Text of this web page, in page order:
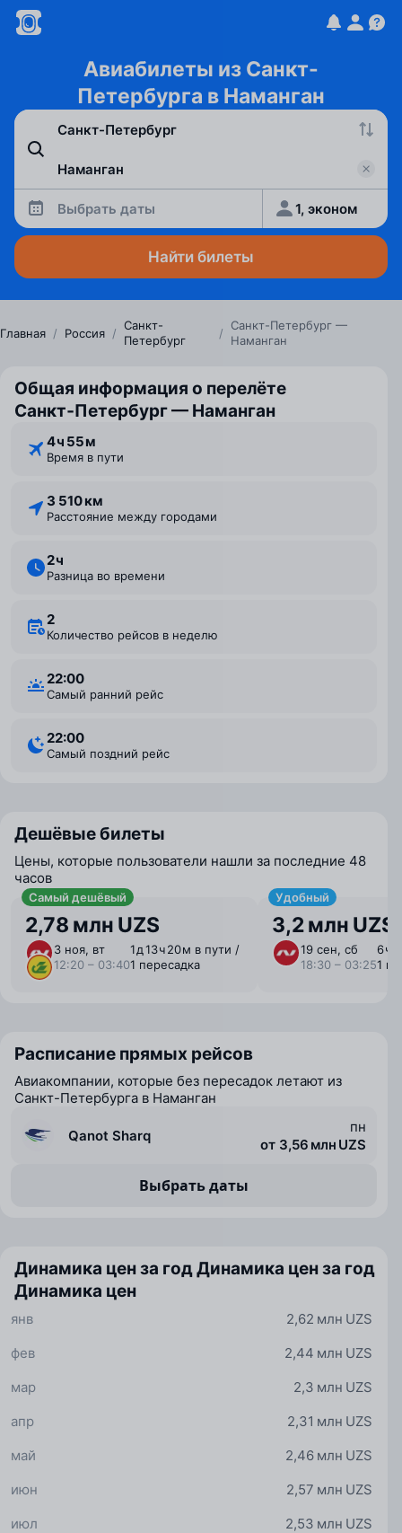
Авиабилеты из Санкт-
Петербурга в Наманган
Выбрать даты 1, эконом
Найти билеты
Главная / Россия /
Санкт-
Петербург
/
Санкт-Петербург —
Наманган
Общая информация о перелёте
Санкт‑Петербург — Наманган
4 ⁠ч 55 ⁠м
Время в пути
3 510 км
Расстояние между городами
2 ⁠ч
Разница во времени
2
Количество рейсов в неделю
22:00
Самый ранний рейс
22:00
Самый поздний рейс
Дешёвые билеты
Цены, которые пользователи нашли за последние 48
часов
Самый дешёвый
2,78 млн UZS
3 ноя, вт
12:20 – 03:40
1 ⁠д 13 ⁠ч 20 ⁠м в пути /
1 пересадка
Удобный
3,2 млн UZS
19 сен, сб
18:30 – 03:25
6 ⁠ч
1
Расписание прямых рейсов
Авиакомпании, которые без пересадок летают из
Санкт-Петербурга в Наманган
Qanot Sharq
пн
от 3,56 млн UZS
Выбрать даты
Динамика цен за годДинамика цен за год
Динамика цен
2,62 млн UZS
янв
2,44 млн UZS
фев
2,3 млн UZS
мар
2,31 млн UZS
апр
2,46 млн UZS
май
2,57 млн UZS
июн
2,53 млн UZS
июл